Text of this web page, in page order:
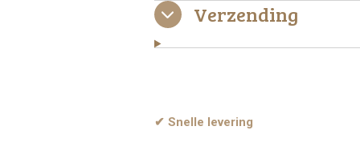
Verzending
✔ Snelle levering